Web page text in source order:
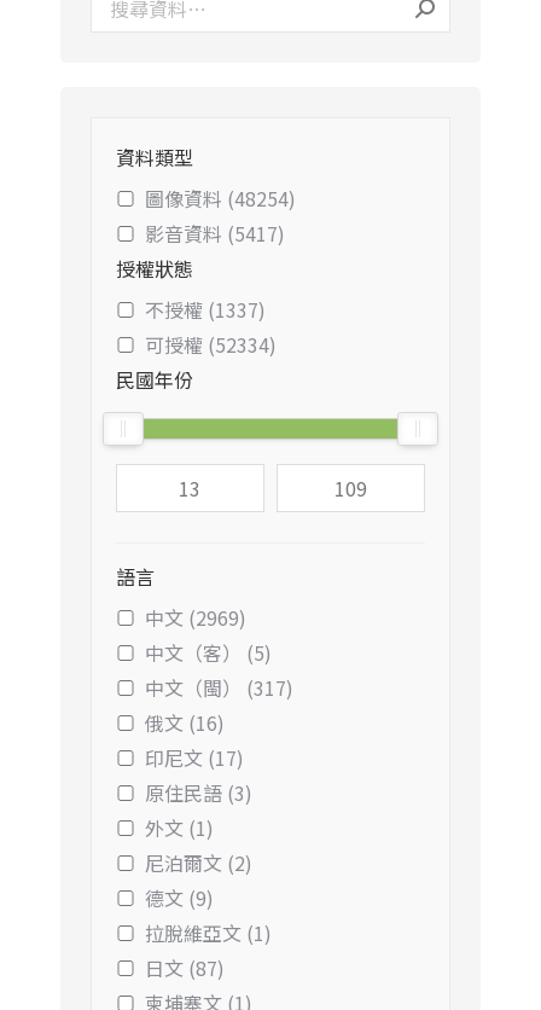
資料類型
圖像資料 (48254)
影音資料 (5417)
授權狀態
不授權 (1337)
可授權 (52334)
民國年份
語言
中文 (2969)
中文（客） (5)
中文（閩） (317)
俄文 (16)
印尼文 (17)
原住民語 (3)
外文 (1)
尼泊爾文 (2)
德文 (9)
拉脫維亞文 (1)
日文 (87)
柬埔寨文 (1)